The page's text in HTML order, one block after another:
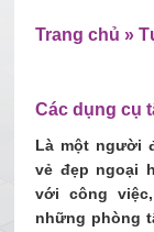
Các dụng cụ
Là một người
vẻ đẹp ngoại
với công
những phòng
Trang chủ »